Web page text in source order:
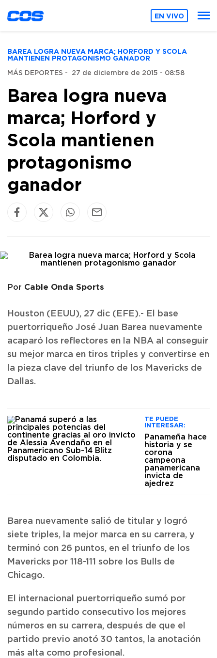
EN VIVO
BAREA LOGRA NUEVA MARCA; HORFORD Y SCOLA
MANTIENEN PROTAGONISMO GANADOR
MÁS DEPORTES - 27 de diciembre de 2015 - 08:58
Barea logra nueva
marca; Horford y
Scola mantienen
protagonismo
ganador
Por Cable Onda Sports
Houston (EEUU), 27 dic (EFE).- El base
puertorriqueño José Juan Barea nuevamente
acaparó los reflectores en la NBA al conseguir
su mejor marca en tiros triples y convertirse en
la pieza clave del triunfo de los Mavericks de
Dallas.
TE PUEDE
INTERESAR:
Panameña hace
historia y se
corona
campeona
panamericana
invicta de
ajedrez
Barea nuevamente salió de titular y logró
siete triples, la mejor marca en su carrera, y
terminó con 26 puntos, en el triunfo de los
Mavericks por 118-111 sobre los Bulls de
Chicago.
El internacional puertorriqueño sumó por
segundo partido consecutivo los mejores
números en su carrera, después de que el
partido previo anotó 30 tantos, la anotación
más alta como profesional.